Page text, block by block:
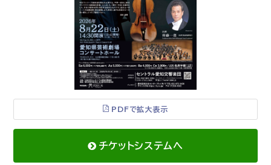
PDFで拡大表示
チケットシステムへ